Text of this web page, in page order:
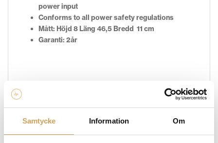
Samtycke Information Om
power input
Conforms to all power safety regulations
Mått: Höjd 8 Läng 46,5 Bredd 11 cm
Garanti: 2år
Svart/Aluminium